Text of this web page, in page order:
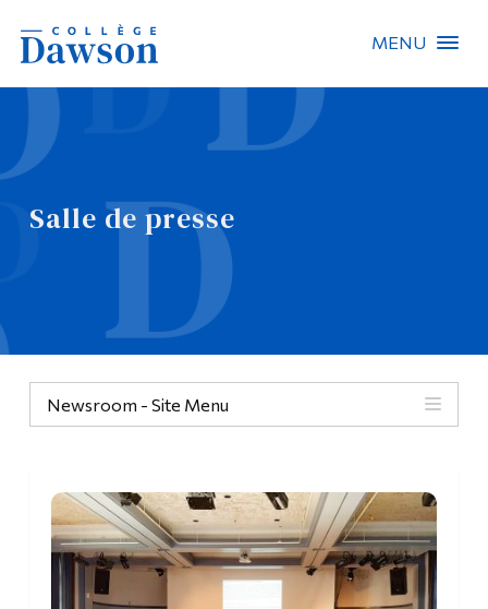
MENU
Salle de presse
Newsroom - Site Menu
Recherche sur le site
Recherche de personnes
EN
Omnivox
Liens rapides
Outils
Liens